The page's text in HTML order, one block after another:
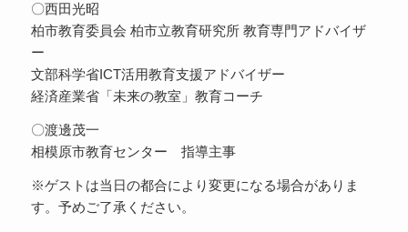
〇西田光昭
柏市教育委員会 柏市立教育研究所 教育専門アドバイザ
ー
文部科学省ICT活用教育支援アドバイザー
経済産業省「未来の教室」教育コーチ
〇渡邊茂一
相模原市教育センター 指導主事
※ゲストは当日の都合により変更になる場合がありま
す。予めご了承ください。